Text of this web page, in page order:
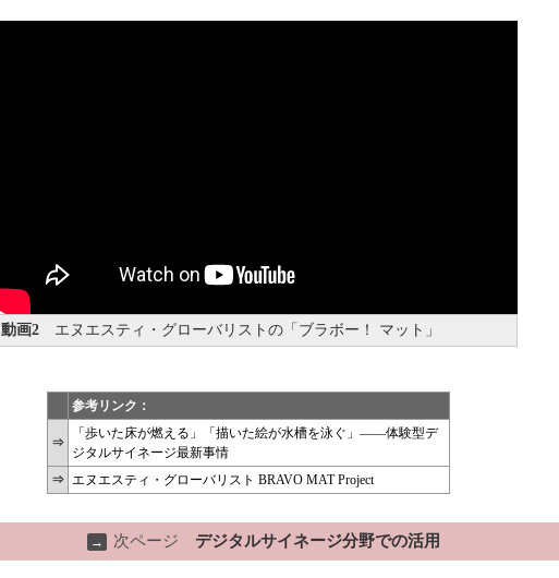
動画2エヌエスティ・グローバリストの「ブラボー！ マット」
参考リンク：
⇒
「歩いた床が燃える」「描いた絵が水槽を泳ぐ」――体験型デ
ジタルサイネージ最新事情
⇒ エヌエスティ・グローバリスト BRAVO MAT Project
→ 次ページ デジタルサイネージ分野での活用